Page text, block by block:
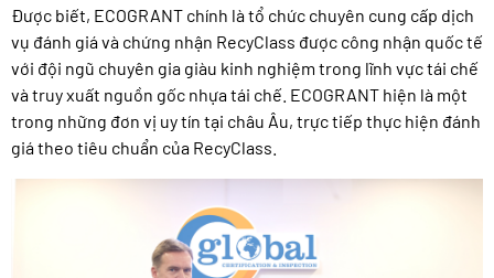
Được biết, ECOGRANT chính là tổ chức chuyên cung cấp dịch
vụ đánh giá và chứng nhận RecyClass được công nhận quốc tế
với đội ngũ chuyên gia giàu kinh nghiệm trong lĩnh vực tái chế
và truy xuất nguồn gốc nhựa tái chế. ECOGRANT hiện là một
trong những đơn vị uy tín tại châu Âu, trực tiếp thực hiện đánh
giá theo tiêu chuẩn của RecyClass.